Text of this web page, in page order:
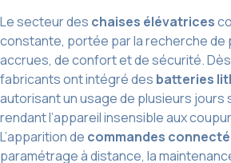
Le secteur des chaises élévatrices
constante, portée par la recherche de
accrues, de confort et de sécurité.
fabricants ont intégré des batteries
autorisant un usage de plusieurs jours
rendant l’appareil insensible aux
L’apparition de commandes
paramétrage à distance, la